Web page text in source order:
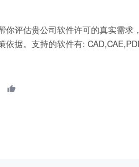
评估贵公司软件许可的真实需求
据。支持的软件有: